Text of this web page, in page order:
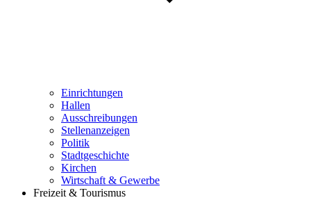
Einrichtungen
Hallen
Ausschreibungen
Stellenanzeigen
Politik
Stadtgeschichte
Kirchen
Wirtschaft & Gewerbe
Freizeit & Tourismus